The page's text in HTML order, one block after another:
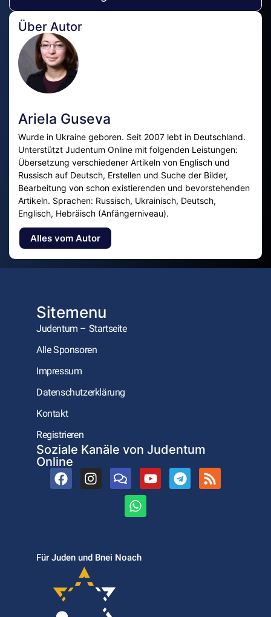
Über Autor
Ariela Guseva
Wurde in Ukraine geboren. Seit 2007 lebt in Deutschland.
Unterstützt Judentum Online mit folgenden Leistungen:
Übersetzung verschiedener Artikeln von Englisch und
Russisch auf Deutsch, Erstellen und Suche der Bilder,
Bearbeitung von schon existierenden und bevorstehenden
Artikeln. Sprachen: Russisch, Ukrainisch, Deutsch,
Englisch, Hebräisch (Anfängerniveau).
Alles vom Autor
Sitemenu
Judentum – Startseite
Alle Sponsoren
Impressum
Datenschutzerklärung
Kontakt
Registrieren
Soziale Kanäle von Judentum
Online
Für Juden und Bnei Noach